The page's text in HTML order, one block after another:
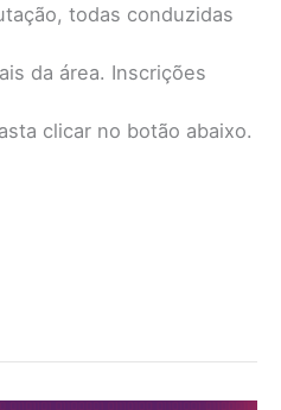
todas conduzidas
da área. Inscrições
clicar no botão abaixo.